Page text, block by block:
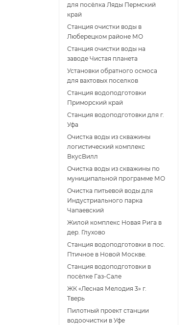
для посёлка Ляды Пермский
край
Станция очистки воды в
Люберецком районе МО
Станция очистки воды на
заводе Чистая планета
Установки обратного осмоса
для вахтовых поселков
Станция водоподготовки
Приморский край
Станция водоподготовки для г.
Уфа
Очистка воды из скважины
логистический комплекс
ВкусВилл
Очистка воды из скважины по
муниципальной программе МО
Очистка питьевой воды для
Индустриального парка
Чапаевский
Жилой комплекс Новая Рига в
дер. Глухово
Станция водоподготовки в пос.
Птичное в Новой Москве.
Станция водоподготовки в
поcёлке Газ-Сале
ЖК «Лесная Мелодия 3» г.
Тверь
Пилотный проект станции
водоочистки в Уфе